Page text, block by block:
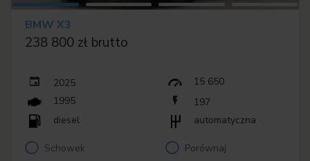
BMW X3
238 800 zł brutto
2025
15 650
1995
197
diesel
automatyczna
Schowek Porównaj